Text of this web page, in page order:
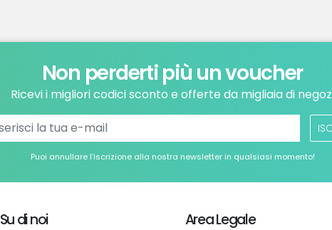
Non perderti più un voucher
Ricevi i migliori codici sconto e offerte da migliaia di
Puoi annullare l’iscrizione alla nostra newsletter in qualsiasi momento!
Su di noi Area Legale